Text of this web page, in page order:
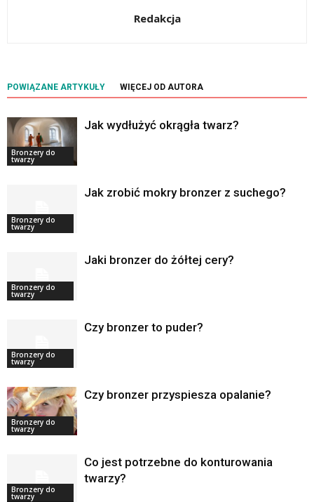
Redakcja
POWIĄZANE ARTYKUŁY WIĘCEJ OD AUTORA
Bronzery do
twarzy
Jak wydłużyć okrągła twarz?
Bronzery do
twarzy
Jak zrobić mokry bronzer z suchego?
Bronzery do
twarzy
Jaki bronzer do żółtej cery?
Bronzery do
twarzy
Czy bronzer to puder?
Bronzery do
twarzy
Czy bronzer przyspiesza opalanie?
Bronzery do
twarzy
Co jest potrzebne do konturowania
twarzy?